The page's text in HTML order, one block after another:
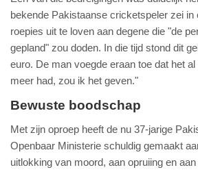
bekende Pakistaanse cricketspeler zei in
roepies uit te loven aan degene die "de
gepland" zou doden. In die tijd stond dit
euro. De man voegde eraan toe dat het
meer had, zou ik het geven."
Bewuste boodschap
Met zijn oproep heeft de nu 37-jarige
Openbaar Ministerie schuldig gemaakt
uitlokking van moord, aan opruiing en